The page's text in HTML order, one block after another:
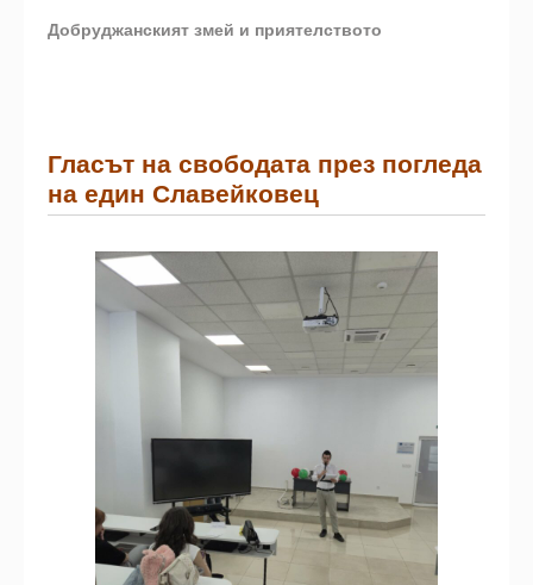
Добруджанският змей и приятелството
Гласът на свободата през погледа
на един Славейковец